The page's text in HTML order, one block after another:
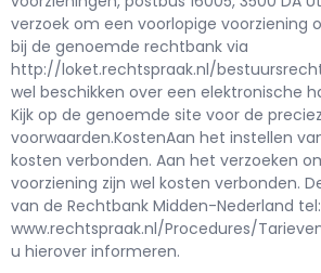
verzoek om een voorlopige voorziening
bij de genoemde rechtbank via
http://loket.rechtspraak.nl/
wel beschikken over een elektronische
Kijk op de genoemde site voor de
voorwaarden.KostenAan het instellen
kosten verbonden. Aan het verzoeken
voorziening zijn wel kosten verbonden.
van de Rechtbank Midden-Nederland
www.rechtspraak.nl/Procedures/
u hierover informeren.